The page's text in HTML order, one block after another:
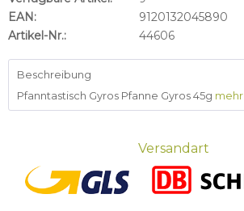
EAN:
9120132045890
Artikel-Nr.:
44606
Beschreibung
Pfanntastisch Gyros Pfanne Gyros 45g mehr
Versandart